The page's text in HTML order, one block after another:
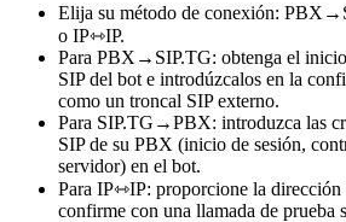
Elija su método de conexión:
o IP⇿IP.
Para PBX→SIP.TG: obtenga el inicio
SIP del bot e introdúzcalos en la
como un troncal SIP externo.
Para SIP.TG→PBX: introduzca las
SIP de su PBX (inicio de sesión,
servidor) en el bot.
Para IP⇿IP: proporcione la
confirme con una llamada de prueba